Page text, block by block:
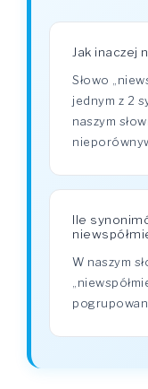
Jak inaczej
Słowo
jednym z 2
naszym
Ile
W naszym